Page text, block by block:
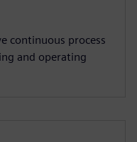
continuous process
and operating